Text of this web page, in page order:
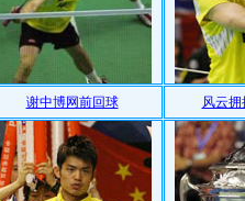
谢中博网前回球 风云